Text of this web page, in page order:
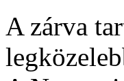
A zárva